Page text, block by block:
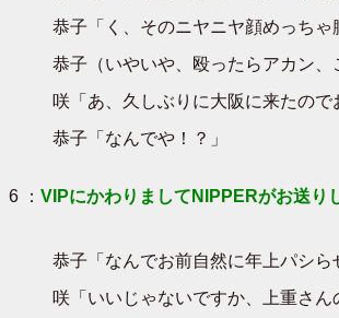
恭子「く、そのニヤニヤ顔めっちゃ
恭子（いやいや、殴ったらアカン
咲「あ、久しぶりに大阪に来たの
恭子「なんでや！？」
6 ： VIPにかわりましてNIPPERがお送り
恭子「なんでお前自然に年上パシ
咲「いいじゃないですか、上重さ